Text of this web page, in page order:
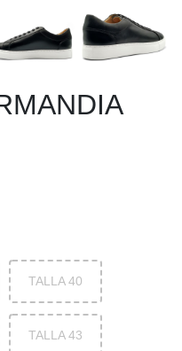
TALLA 40
TALLA 43